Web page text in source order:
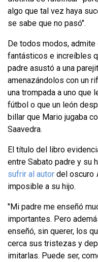
algo que tal vez haya
se sabe que no pasó".
De todos modos,
fantásticos e increíbles
padre asustó a una
amenazándolos con un
una trompada a uno que
fútbol o que un león
billar que Mario jugaba
Saavedra.
El título del libro
entre Sabato padre y su
sufrir al autor del oscuro
imposible a su hijo.
"Mi padre me enseñó
importantes. Pero
enseñó, sin querer, los
cerca sus tristezas y
imitarlas. Puede ser,